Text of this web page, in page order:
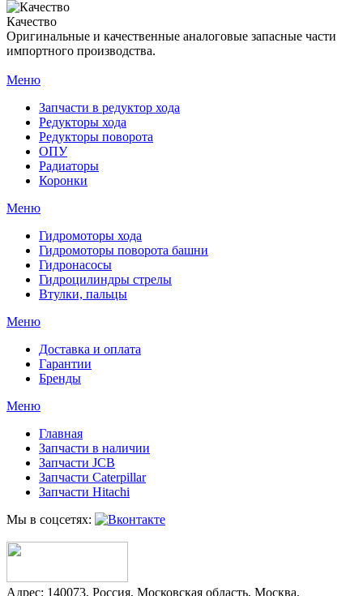
Качество
Оригинальные и качественные аналоговые запасные части
импортного производства.
Меню
Запчасти в редуктор хода
Редукторы хода
Редукторы поворота
ОПУ
Радиаторы
Коронки
Меню
Гидромоторы хода
Гидромоторы поворота башни
Гидронасосы
Гидроцилиндры стрелы
Втулки, пальцы
Меню
Доставка и оплата
Гарантии
Бренды
Меню
Главная
Запчасти в наличии
Запчасти JCB
Запчасти Caterpillar
Запчасти Hitachi
Мы в соцсетях:
Адрес: 140073, Россия, Московская область, Москва,